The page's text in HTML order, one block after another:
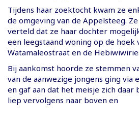
Tijdens haar zoektocht kwam ze
de omgeving van de Appelsteeg.
verteld dat ze haar dochter
een leegstaand woning op de hoek
Watamaleostraat en de
Bij aankomst hoorde ze stemmen
van de aanwezige jongens ging via
en gaf aan dat het meisje zich daar
liep vervolgens naar boven en